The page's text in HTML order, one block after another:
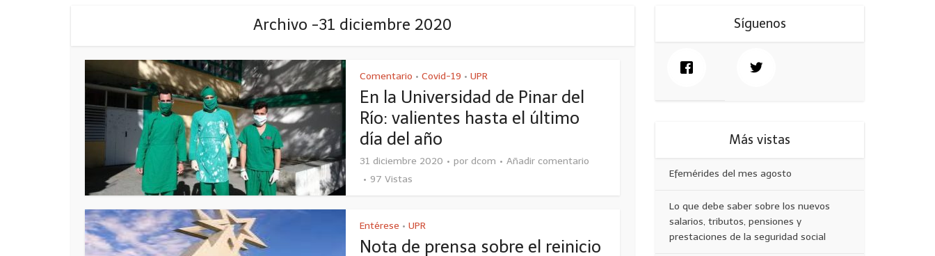
Archivo -31 diciembre 2020
Comentario • Covid-19 • UPR
En la Universidad de Pinar del
Río: valientes hasta el último
día del año
31 diciembre 2020 por dcom
Añadir comentario
97 Vistas
Entérese • UPR
Nota de prensa sobre el reinicio
Síguenos
Más vistas
Efemérides del mes agosto
Lo que debe saber sobre los nuevos
salarios, tributos, pensiones y
prestaciones de la seguridad social